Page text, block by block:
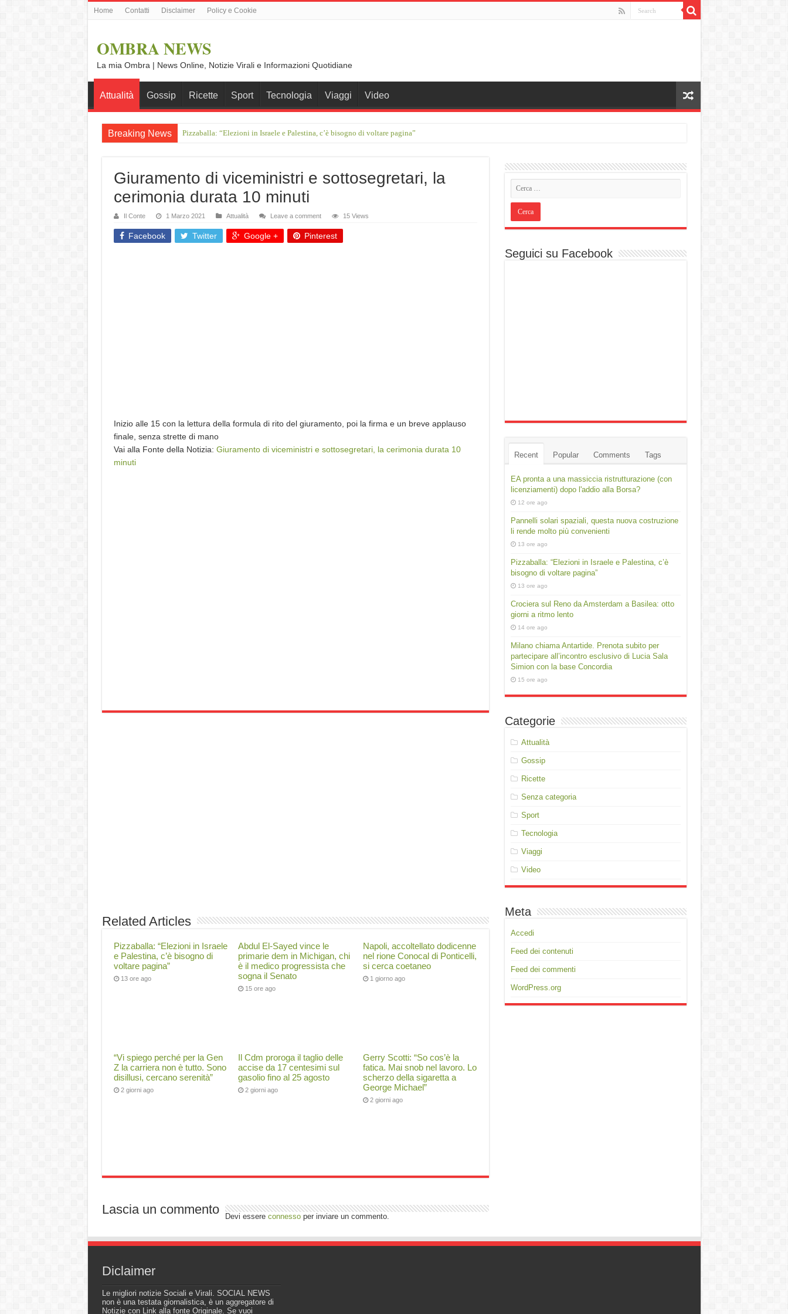
Home Contatti Disclaimer Policy e Cookie
OMBRA NEWS
La mia Ombra | News Online, Notizie Virali e Informazioni Quotidiane
Attualità Gossip Ricette Sport Tecnologia Viaggi Video
Breaking News Pizzaballa: “Elezioni in Israele e Palestina, c’è bisogno di voltare pagina”
Crociera sul Reno da Amsterdam a Basilea: otto giorni a ritmo lento
Giuramento di viceministri e sottosegretari, la
cerimonia durata 10 minuti
Il Conte 1 Marzo 2021 Attualità Leave a comment 15 Views
Facebook Twitter Google + Pinterest
Inizio alle 15 con la lettura della formula di rito del giuramento, poi la firma e un breve applauso
finale, senza strette di mano
Vai alla Fonte della Notizia: Giuramento di viceministri e sottosegretari, la cerimonia durata 10
minuti
Related Articles
Pizzaballa: “Elezioni in Israele
e Palestina, c’è bisogno di
voltare pagina”
13 ore ago
Abdul El-Sayed vince le
primarie dem in Michigan, chi
è il medico progressista che
sogna il Senato
15 ore ago
Napoli, accoltellato dodicenne
nel rione Conocal di Ponticelli,
si cerca coetaneo
1 giorno ago
“Vi spiego perché per la Gen
Z la carriera non è tutto. Sono
disillusi, cercano serenità”
2 giorni ago
Il Cdm proroga il taglio delle
accise da 17 centesimi sul
gasolio fino al 25 agosto
2 giorni ago
Gerry Scotti: “So cos’è la
fatica. Mai snob nel lavoro. Lo
scherzo della sigaretta a
George Michael”
2 giorni ago
Lascia un commento Devi essere connessoper inviare un commento.
Seguici su Facebook
Recent Popular Comments Tags
EA pronta a una massiccia ristrutturazione (con
licenziamenti) dopo l'addio alla Borsa?
12 ore ago
Pannelli solari spaziali, questa nuova costruzione
li rende molto più convenienti
13 ore ago
Pizzaballa: “Elezioni in Israele e Palestina, c’è
bisogno di voltare pagina”
13 ore ago
Crociera sul Reno da Amsterdam a Basilea: otto
giorni a ritmo lento
14 ore ago
Milano chiama Antartide. Prenota subito per
partecipare all’incontro esclusivo di Lucia Sala
Simion con la base Concordia
15 ore ago
Categorie
Attualità
Gossip
Ricette
Senza categoria
Sport
Tecnologia
Viaggi
Video
Meta
Accedi
Feed dei contenuti
Feed dei commenti
WordPress.org
Diclaimer
Le migliori notizie Sociali e Virali. SOCIAL NEWS
non è una testata giornalistica, è un aggregatore di
Notizie con Link alla fonte Originale. Se vuoi